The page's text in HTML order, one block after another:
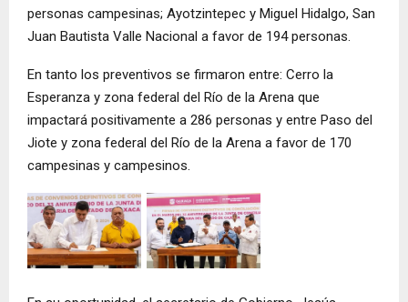
personas campesinas; Ayotzintepec y Miguel Hidalgo, San
Juan Bautista Valle Nacional a favor de 194 personas.
En tanto los preventivos se firmaron entre: Cerro la
Esperanza y zona federal del Río de la Arena que
impactará positivamente a 286 personas y entre Paso del
Jiote y zona federal del Río de la Arena a favor de 170
campesinas y campesinos.